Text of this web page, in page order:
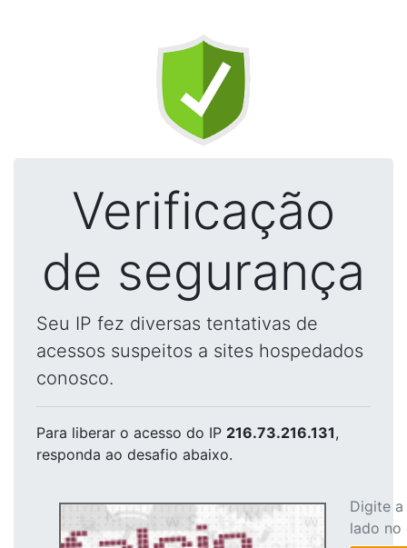
Verificação
de segurança
Seu IP fez diversas tentativas de
acessos suspeitos a sites hospedados
conosco.
Para liberar o acesso do IP 216.73.216.131,
responda ao desafio abaixo.
Digite
lado no